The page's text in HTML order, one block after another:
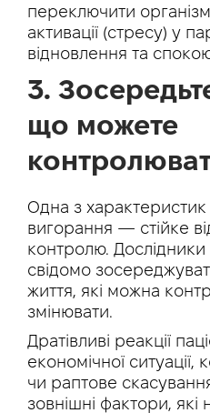
переключити
активації (стресу) у
відновлення та
3.
що можете
Одна з характеристик
вигорання — стійке
контролю.
свідомо
життя, які можна
змінювати.
Дратівливі реакції
економічної ситуації,
чи раптове
зовнішні фактори,